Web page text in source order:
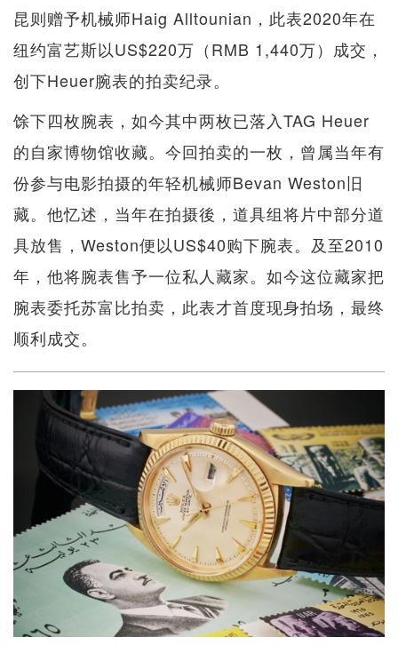
昆则赠予机械师Haig Alltounian，此表2020年在
纽约富艺斯以US$220万（RMB 1,440万）成交，
创下Heuer腕表的拍卖纪录。
馀下四枚腕表，如今其中两枚已落入TAG Heuer
的自家博物馆收藏。今回拍卖的一枚，曾属当年有
份参与电影拍摄的年轻机械师Bevan Weston旧
藏。他忆述，当年在拍摄後，道具组将片中部分道
具放售，Weston便以US$40购下腕表。及至2010
年，他将腕表售予一位私人藏家。如今这位藏家把
腕表委托苏富比拍卖，此表才首度现身拍场，最终
顺利成交。